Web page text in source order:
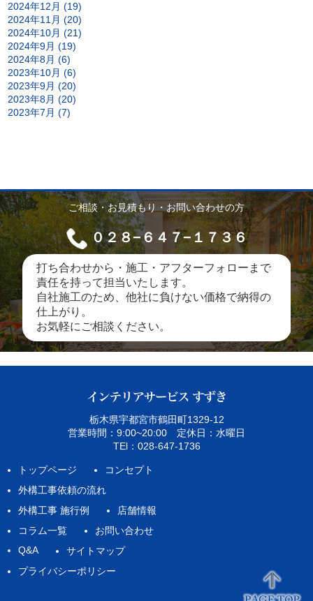
2024年12月 (19)
2024年11月 (20)
2024年10月 (21)
2024年9月 (19)
2024年8月 (6)
2023年10月 (6)
2023年9月 (20)
2023年8月 (20)
2023年7月 (7)
ご相談・お見積もり・お問い合わせの方
０２８−６４７−１７３６
打ち合わせから・施工・アフターフォローまで
責任を持って担当いたします。
自社施工のため、他社に負けない価格で納得の
仕上がり。
お気軽にご相談ください。
栃木県宇都宮市鶴田町1329‐12
営業時間：9:00~20:00 定休日：水曜日
TEl：028-647-1736
トップページ
コンセプト
外構工事依頼の流れ
外構工事 施行例
店舗情報
コラム一覧
お問い合わせ
Q&A
サイトマップ
プライバシーポリシー